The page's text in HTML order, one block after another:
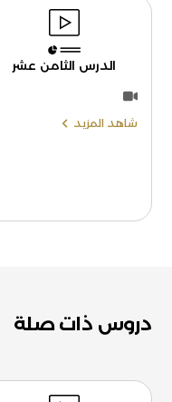
الدرس الثامن عشر
شاهد المزيد
دروس ذات صلة